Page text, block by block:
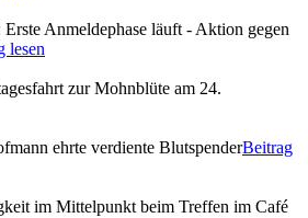
Anmeldephase läuft - Aktion gegen
lesen
zur Mohnblüte am 24.
ehrte verdiente BlutspenderBeitrag
im Mittelpunkt beim Treffen im Café